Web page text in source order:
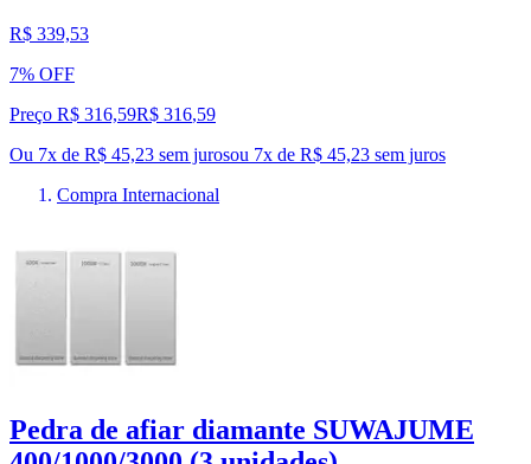
R$ 339,53
7% OFF
Preço R$ 316,59R$ 316,59
Ou 7x de R$ 45,23 sem jurosou 7x de R$ 45,23 sem juros
Compra Internacional
Pedra de afiar diamante SUWAJUME